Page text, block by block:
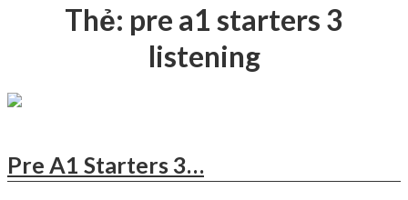
Thẻ: pre a1 starters 3
listening
Pre A1 Starters 3…